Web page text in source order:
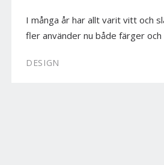
I många år har allt varit vitt och
fler använder nu både färger och
DESIGN